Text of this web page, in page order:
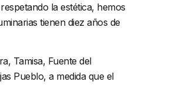
la estética, hemos
tienen diez años de
Tamisa, Fuente del
Pueblo, a medida que el